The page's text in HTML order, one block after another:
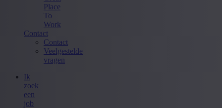
Place
To
Work
Contact
Contact
Veelgestelde
vragen
Ik
zoek
een
job